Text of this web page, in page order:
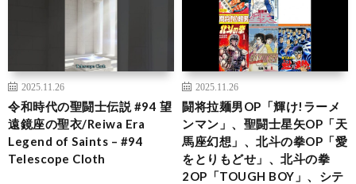
2025.11.26
令和時代の聖闘士伝説 #94 望
遠鏡座の聖衣/Reiwa Era
Legend of Saints – #94
Telescope Cloth
2025.11.26
闘将拉麺男OP「輝け!ラーメ
ンマン」、聖闘士星矢OP「天
馬座幻想」、北斗の拳OP「愛
をとりもどせ」、北斗の拳
2OP「TOUGH BOY」、シテ